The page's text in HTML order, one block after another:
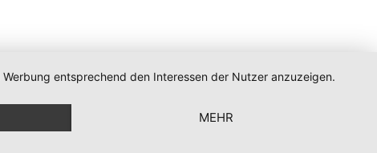
entsprechend den Interessen der Nutzer anzuzeigen.
MEHR